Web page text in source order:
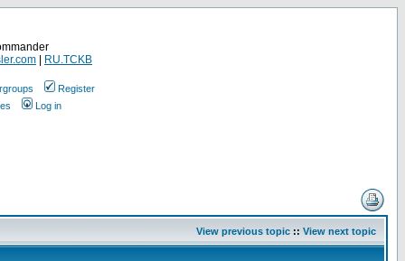
RU.TCKB
Register
Log in
View previous topic :: View next topic